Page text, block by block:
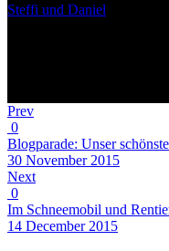
Steffi und Daniel
Prev
0
Blogparade: Unser
30 November 2015
Next
0
Im Schneemobil und
14 December 2015